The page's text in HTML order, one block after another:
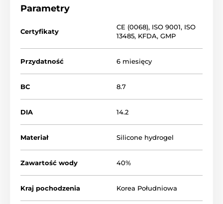
Parametry
Certyfikaty
CE (0068), ISO 9001, ISO
13485, KFDA, GMP
Przydatność 6 miesięcy
BC 8.7
DIA 14.2
Materiał Silicone hydrogel
Zawartość wody 40%
Kraj pochodzenia Korea Południowa